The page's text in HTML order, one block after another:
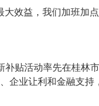
益，我们加班加点
活动率先在桂林市
企业让利和金融支持